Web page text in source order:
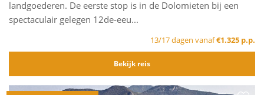
landgoederen. De eerste stop is in de Dolomieten bij een
spectaculair gelegen 12de-eeu...
13/17 dagen vanaf€1.325 p.p.
Bekijk reis